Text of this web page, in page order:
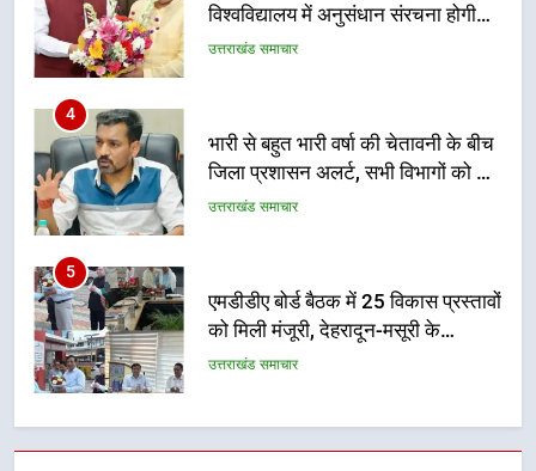
जिला प्रशासन अलर्ट, सभी विभागों को हाई
अलर्ट पर रहने के निर्देश
उत्तराखंड समाचार
5
एमडीडीए बोर्ड बैठक में 25 विकास प्रस्तावों
को मिली मंजूरी, देहरादून-मसूरी के
नियोजित विकास को मिलेगी रफ्तार
उत्तराखंड समाचार
6
मुख्यमंत्री पुष्कर सिंह धामी के दिशा-निर्देशों
में पीएम आवास योजना (शहरी) की प्रगति
की हुई समीक्षा
उत्तराखंड समाचार
7